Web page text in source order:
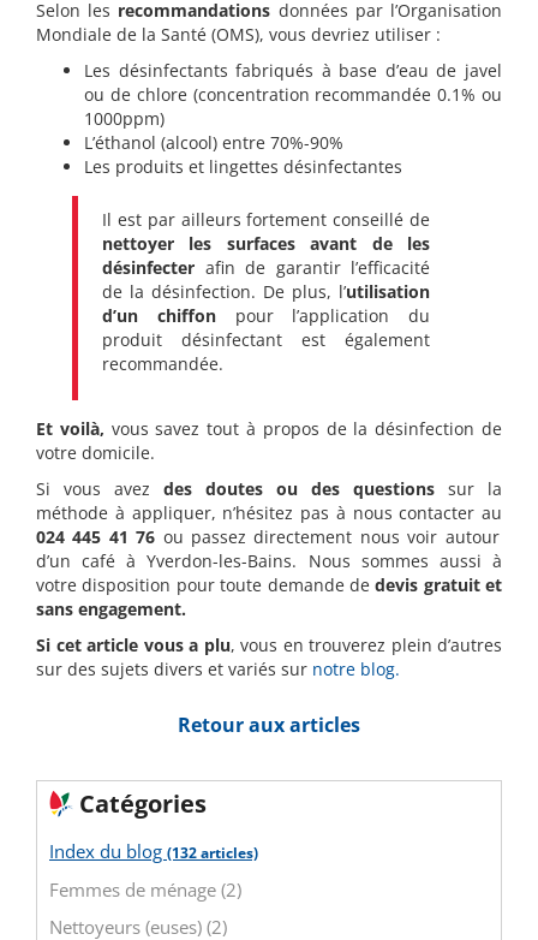
Selon les recommandations données par l’Organisation
Mondiale de la Santé (OMS), vous devriez utiliser :
Les désinfectants fabriqués à base d’eau de javel
ou de chlore (concentration recommandée 0.1% ou
1000ppm)
L’éthanol (alcool) entre 70%-90%
Les produits et lingettes désinfectantes
Il est par ailleurs fortement conseillé de
nettoyer les surfaces avant de les
désinfecter afin de garantir l’efficacité
de la désinfection. De plus, l’utilisation
d’un chiffon pour l’application du
produit désinfectant est également
recommandée.
Et voilà, vous savez tout à propos de la désinfection de
votre domicile.
Si vous avez des doutes ou des questions sur la
méthode à appliquer, n’hésitez pas à nous contacter au
024 445 41 76 ou passez directement nous voir autour
d’un café à Yverdon-les-Bains. Nous sommes aussi à
votre disposition pour toute demande dedevis gratuit et
sans engagement.
Si cet article vous a plu, vous en trouverez plein d’autres
sur des sujets divers et variés sur notre blog.
Retour aux articles
Catégories
Index du blog (132 articles)
Femmes de ménage (2)
Nettoyeurs (euses) (2)